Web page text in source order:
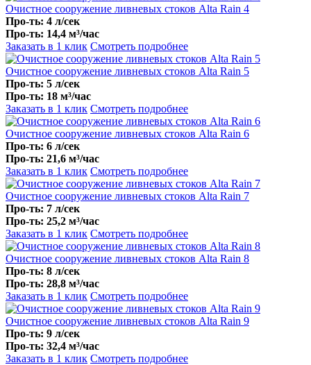
Очистное сооружение ливневых стоков Alta Rain 4
Про-ть: 4 л/сек
Про-ть: 14,4 м³/час
Заказать в 1 клик Смотреть подробнее
Очистное сооружение ливневых стоков Alta Rain 5
Про-ть: 5 л/сек
Про-ть: 18 м³/час
Заказать в 1 клик Смотреть подробнее
Очистное сооружение ливневых стоков Alta Rain 6
Про-ть: 6 л/сек
Про-ть: 21,6 м³/час
Заказать в 1 клик Смотреть подробнее
Очистное сооружение ливневых стоков Alta Rain 7
Про-ть: 7 л/сек
Про-ть: 25,2 м³/час
Заказать в 1 клик Смотреть подробнее
Очистное сооружение ливневых стоков Alta Rain 8
Про-ть: 8 л/сек
Про-ть: 28,8 м³/час
Заказать в 1 клик Смотреть подробнее
Очистное сооружение ливневых стоков Alta Rain 9
Про-ть: 9 л/сек
Про-ть: 32,4 м³/час
Заказать в 1 клик Смотреть подробнее